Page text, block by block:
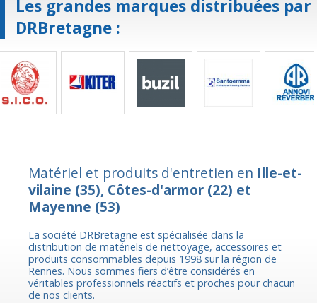
Les grandes marques distribuées par
DRBretagne :
Matériel et produits d'entretien en Ille-et-
vilaine (35), Côtes-d'armor (22) et
Mayenne (53)
La société DRBretagne est spécialisée dans la
distribution de matériels de nettoyage, accessoires et
produits consommables depuis 1998 sur la région de
Rennes. Nous sommes fiers d’être considérés en
véritables professionnels réactifs et proches pour chacun
de nos clients.